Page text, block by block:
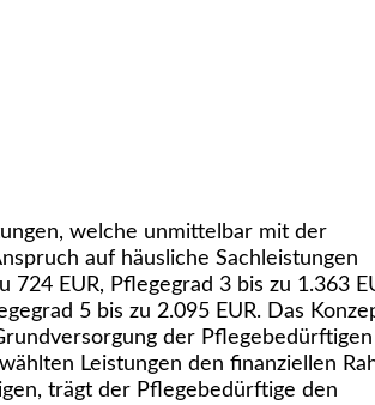
welche unmittelbar mit der
auf häusliche Sachleistungen
EUR, Pflegegrad 3 bis zu 1.363
5 bis zu 2.095 EUR. Das
der Pflegebedürftigen
Leistungen den finanziellen
trägt der Pflegebedürftige den